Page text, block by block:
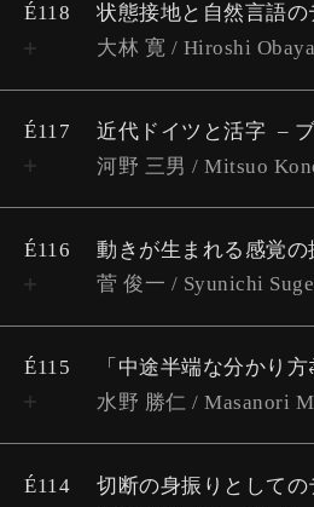
É118 状態接地と自然言語の
大林 寛 / Hiroshi
É117 近代ドイツと活字
河野 三男 / Mitsuo
É116
動きが生まれる感覚の
菅 俊一 / Syunichi Suge
É115
水野 勝仁 / Masanori
É114 切断の身振りとしての